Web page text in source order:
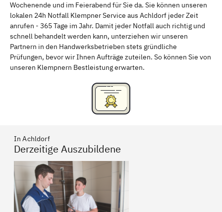
Schweinfurt Passau
Freising Rudelsdorf, Mittelfranken
Wochenende und im Feierabend für Sie da. Sie können unseren
lokalen 24h Notfall Klempner Service aus Achldorf jeder Zeit
anrufen - 365 Tage im Jahr. Damit jeder Notfall auch richtig und
schnell behandelt werden kann, unterziehen wir unseren
Partnern in den Handwerksbetrieben stets gründliche
Prüfungen, bevor wir Ihnen Aufträge zuteilen. So können Sie von
unseren Klempnern Bestleistung erwarten.
In Achldorf
Derzeitige Auszubildene